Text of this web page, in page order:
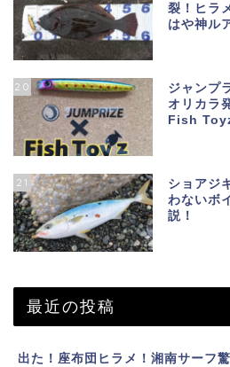
裂！ヒラ
はや神ル
20
ジャンプ
オリカラ
Fish
21
ショアジ
わないボ
説！
最近の投稿
出た！座布団ヒラメ！湘南サーフ